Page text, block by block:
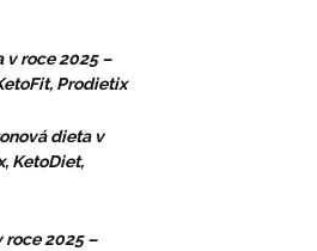
roce 2025 –
Prodietix
dieta v
KetoDiet,
2025 –